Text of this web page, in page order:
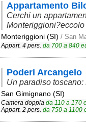
Appartamento
Cerchi un
Monteriggioni?eccolo
Monteriggioni (SI) / San
Appart. 4 pers. da 700a 840
Poderi Arcangelo
Un paradiso
San Gimignano (SI)
Camera doppia da 110a 170
Appart. 2 pers. da 750a 1100